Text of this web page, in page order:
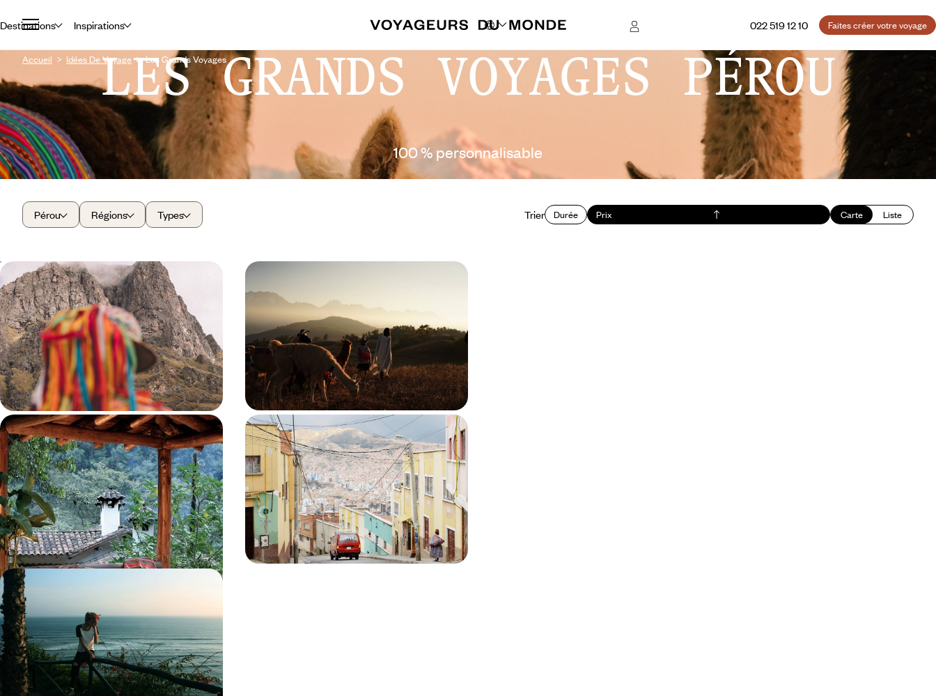
Destinations Inspirations 022 519 12 10 Faites créer votre voyage
Accueil Idées De Voyage Les Grands Voyages
LES GRANDS VOYAGES PÉROU
100 % personnalisable
Pérou Régions Types Trier Durée Prix Carte Liste
Lima, Cuzco et le Machu Picchu -
Dialogues avec le Pérou
Aborder les incontournables du Pérou de manière
privilégiée, de Lima aux plus beaux témoignages
incas
10 jours, de CHF 4200 à CHF 5500
Machu Picchu - Au Pérou, un
émerveillement intact
Lima foodie, Cuzco immémoriale, prodigieux Valle
Sagrado et canyon du Colca, des cités et sites à
fort impact émotionnel
12 jours, de CHF 4500 à CHF 5900
De Lima au lac Titicaca - Belles
adresses du Pérou
Être ému par les trésors andins, séjourner partout
dans les plus belles adresses, architecture
coloniale ou épure contemporaine
11 jours, de CHF 6200 à CHF 9000
Pérou, Bolivie, Chili - Une épopée
andine
Un grand tour des Andes, où se rencontrent
hauts-lieux incas, déserts d’altitude, flamants et
madones
20 jours, de CHF 7500 à CHF 11100
Du Pérou aux Galápagos - Les
Andes, l'Amazonie et les îles
enchantées
Des vallées incas au mythe Galápagos en passant
par l’Amazonie péruvienne, un grand voyage riche
de rencontres et d'émotions
19 jours, de CHF 7500 à CHF 9000